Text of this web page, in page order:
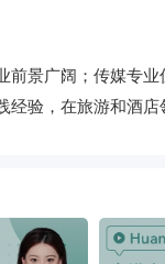
景广阔；传媒专
验，在旅游和酒店